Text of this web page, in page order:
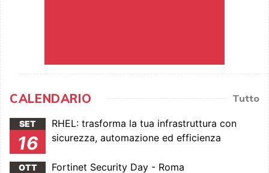
CALENDARIO Tutto
SET
16
RHEL: trasforma la tua infrastruttura con
sicurezza, automazione ed efficienza
OTT Fortinet Security Day - Roma